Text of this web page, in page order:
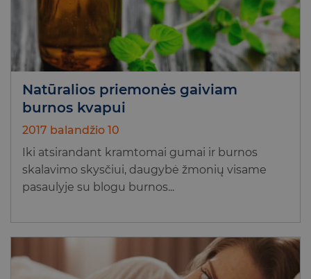
Natūralios priemonės gaiviam
burnos kvapui
2017 balandžio 10
Iki atsirandant kramtomai gumai ir burnos
skalavimo skysčiui, daugybė žmonių visame
pasaulyje su blogu burnos...